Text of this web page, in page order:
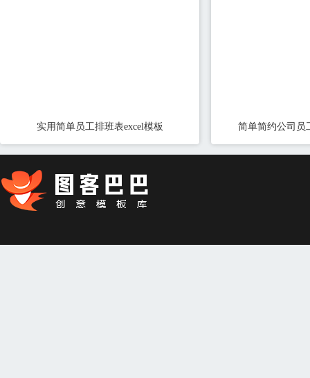
实用简单员工排班表excel模板 简单简约公司员